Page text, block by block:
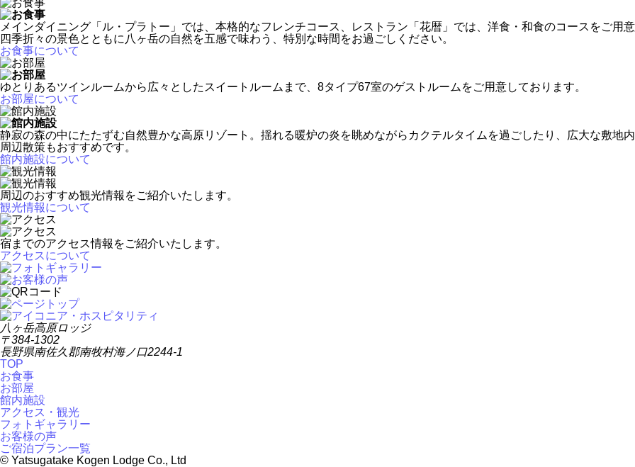
メインダイニング「ル・プラトー」では、本格的なフレンチコース、レストラン「花暦」では、洋食・和食のコースをご用
四季折々の景色とともに八ヶ岳の自然を五感で味わう、特別な時間をお過ごしください。
お食事について
ゆとりあるツインルームから広々としたスイートルームまで、8タイプ67室のゲストルームをご用意しております。
お部屋について
静寂の森の中にたたずむ自然豊かな高原リゾート。揺れる暖炉の炎を眺めながらカクテルタイムを過ごしたり、広大な敷地
周辺散策もおすすめです。
館内施設について
周辺のおすすめ観光情報をご紹介いたします。
観光情報について
宿までのアクセス情報をご紹介いたします。
アクセスについて
八ヶ岳高原ロッジ
〒384-1302
長野県南佐久郡南牧村海ノ口2244-1
TOP
お食事
お部屋
館内施設
アクセス・観光
フォトギャラリー
お客様の声
ご宿泊プラン一覧
© Yatsugatake Kogen Lodge Co., Ltd